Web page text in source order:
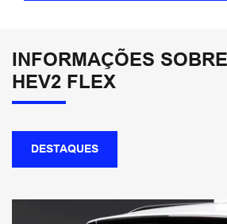
INFORMAÇÕES
HEV2 FLEX
DESTAQUES